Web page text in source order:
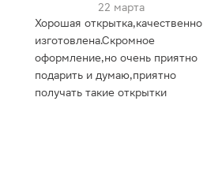
22 марта
Хорошая открытка,качественно
изготовлена.Скромное
оформление,но очень приятно
подарить и думаю,приятно
получать такие открытки